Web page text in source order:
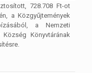
728.708 Ft-ot
a Közgyűjtemények
a Nemzeti
Könyvtárának